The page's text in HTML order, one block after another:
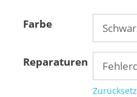
bis
€79,00
Farbe
Reparaturen